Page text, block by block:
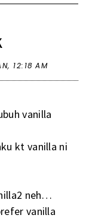
12:18 AM
vanilla
kt vanilla ni
neh…
vanilla